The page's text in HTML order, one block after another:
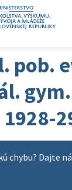
pob.
chybu? Dajte